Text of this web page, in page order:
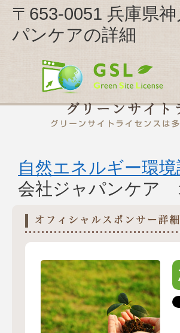
〒653-0051 兵庫県
パンケアの詳細
自然エネルギー環
会社ジャパンケア